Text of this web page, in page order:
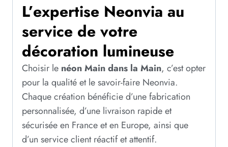
L’expertise Neonvia au
service de votre
décoration lumineuse
Choisir le néon Main dans la Main, c’est opter
pour la qualité et le savoir-faire Neonvia.
Chaque création bénéficie d’une fabrication
personnalisée, d’une livraison rapide et
sécurisée en France et en Europe, ainsi que
d’un service client réactif et attentif.